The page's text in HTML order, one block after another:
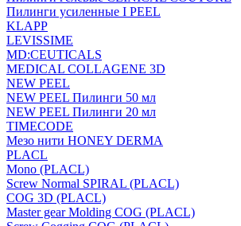
Пилинги усиленные I PEEL
KLAPP
LEVISSIME
MD:CEUTICALS
MEDICAL COLLAGENE 3D
NEW PEEL
NEW PEEL Пилинги 50 мл
NEW PEEL Пилинги 20 мл
TIMECODE
Мезо нити HONEY DERMA
PLACL
Mono (PLACL)
Screw Normal SPIRAL (PLACL)
COG 3D (PLACL)
Master gear Molding COG (PLACL)